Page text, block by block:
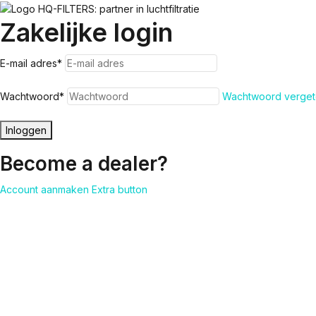
Zakelijke login
E-mail adres*
Wachtwoord* Wachtwoord
Inloggen
Become a dealer?
Account aanmaken Extra button